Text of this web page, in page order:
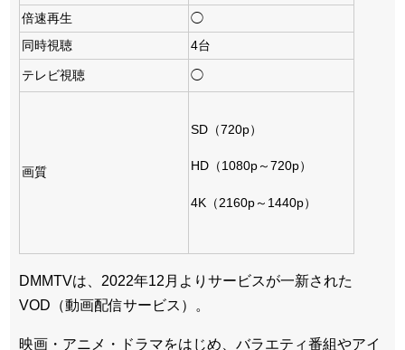
倍速再生
◯
同時視聴
4台
テレビ視聴 ◯
画質
SD（720p）
HD（1080p～720p）
4K（2160p～1440p）
DMMTVは、2022年12月よりサービスが一新された
VOD（動画配信サービス）。
映画・アニメ・ドラマをはじめ、バラエティ番組やアイ